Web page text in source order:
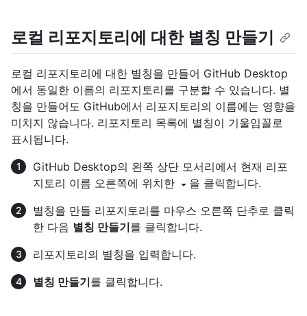
로컬 리포지토리에 대한 별칭 만들기
로컬 리포지토리에 대한 별칭을 만들어 GitHub Desktop
에서 동일한 이름의 리포지토리를 구분할 수 있습니다. 별
칭을 만들어도 GitHub에서 리포지토리의 이름에는 영향을
미치지 않습니다. 리포지토리 목록에 별칭이 기울임꼴로
표시됩니다.
GitHub Desktop의 왼쪽 상단 모서리에서 현재 리포
지토리 이름 오른쪽에 위치한
을 클릭합니다.
별칭을 만들 리포지토리를 마우스 오른쪽 단추로 클릭
한 다음 별칭 만들기를 클릭합니다.
리포지토리의 별칭을 입력합니다.
별칭 만들기를 클릭합니다.